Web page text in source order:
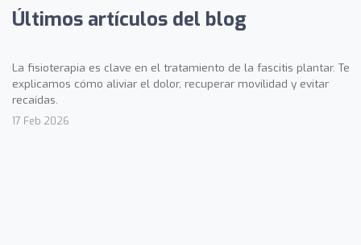
Últimos artículos del blog
La fisioterapia es clave en el tratamiento de la fascitis plantar. Te
explicamos cómo aliviar el dolor, recuperar movilidad y evitar
recaídas.
17 Feb 2026